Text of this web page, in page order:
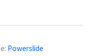
Powerslide